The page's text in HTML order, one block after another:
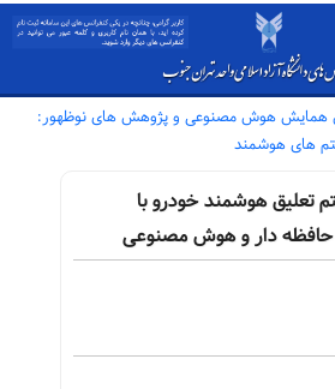
همایش هوش مصنوعی و پژوهش های نوظهور:
های هوشمند
تعلیق هوشمند خودرو با
حافظه دار و هوش مصنوعی